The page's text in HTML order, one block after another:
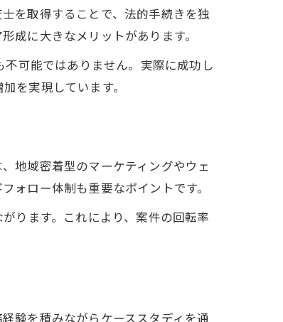
を取得することで、法的手続きを独
成に大きなメリットがあります。
可能ではありません。実際に成功し
を実現しています。
地域密着型のマーケティングやウェ
ォロー体制も重要なポイントです。
ります。これにより、案件の回転率
験を積みながらケーススタディを通